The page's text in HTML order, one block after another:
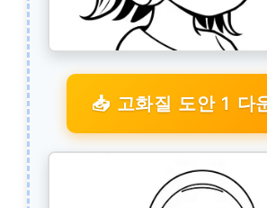
📥 고화질 도안 1 다